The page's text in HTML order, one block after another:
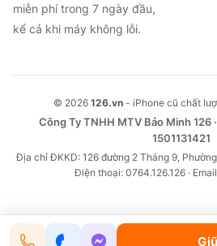
miễn phí trong 7 ngày đầu,
kể cả khi máy không lỗi.
© 2026 126.vn- iPhone cũ chất
Công Ty TNHH MTV Bảo Minh 126
1501131421
Địa chỉ ĐKKD: 126 đường 2 Tháng 9,
Điện thoại: 0764.126.126 ·